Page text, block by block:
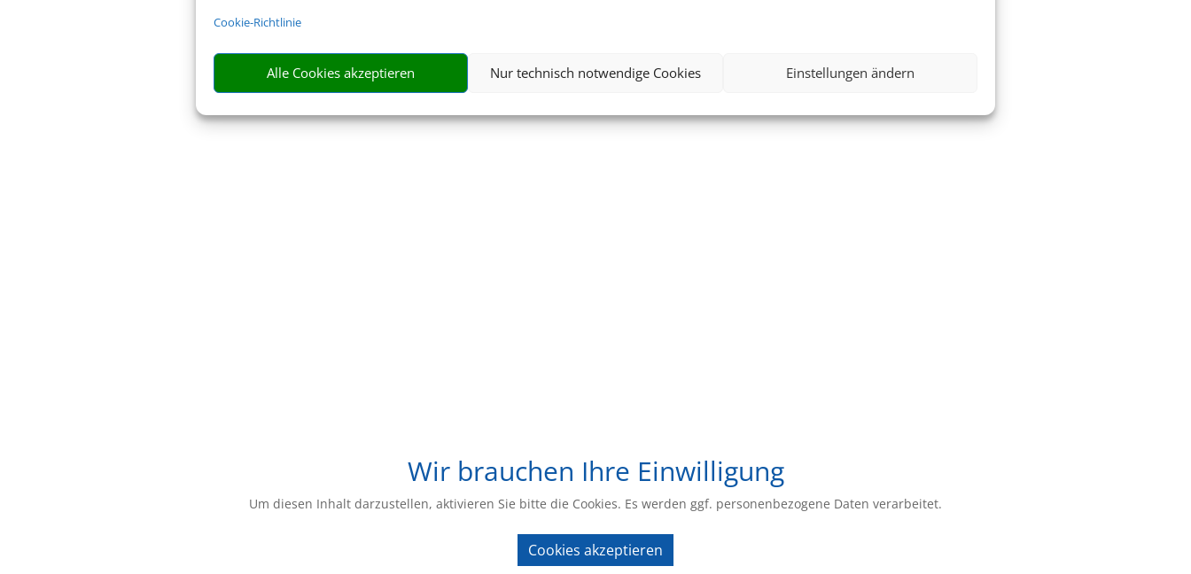
Cookie-Richtlinie
Alle Cookies akzeptieren Nur technisch notwendige Cookies Einstellungen ändern
Wir brauchen Ihre Einwilligung
Um diesen Inhalt darzustellen, aktivieren Sie bitte die Cookies. Es werden ggf. personenbezogene Daten verarbeitet.
Cookies akzeptieren